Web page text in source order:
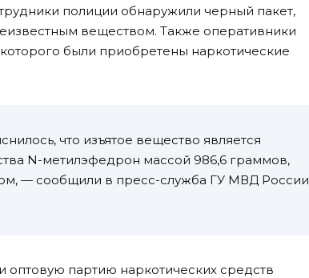
полиции обнаружили черный пакет,
веществом. Также оперативники
были приобретены наркотические
что изъятое вещество является
N-метилэфедрон массой 986,6 граммов,
— сообщили в пресс-служба ГУ МВД России
партию наркотических средств